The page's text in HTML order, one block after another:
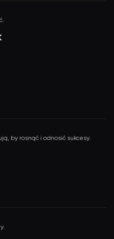
by rosnąć i odnosić sukcesy.